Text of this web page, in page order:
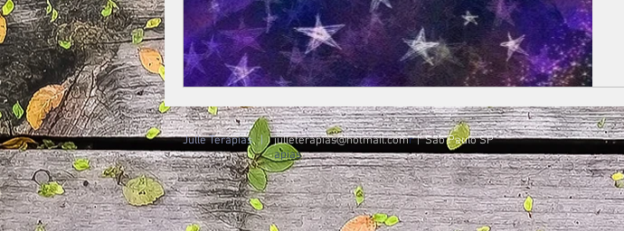
Julle Terapias | julleterapias@hotmail.comr
apias
| São Paulo SP